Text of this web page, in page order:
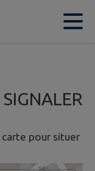
SIGNALER
carte pour situer